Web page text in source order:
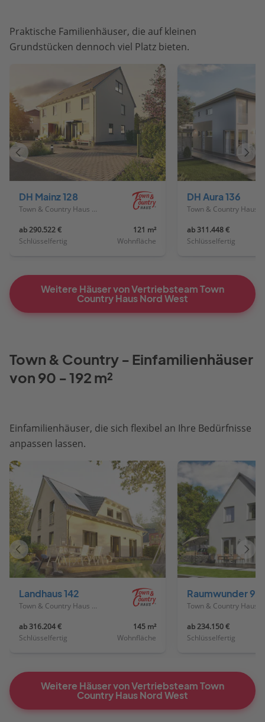
Praktische Familienhäuser, die auf kleinen
Grundstücken dennoch viel Platz bieten.
DH Mainz 128
Town & Country Haus Deutschland
ab 290.522 €
Schlüsselfertig
121 m²
Wohnfläche
DH Aura 136
ab 311.448 €
Schlüsselfertig
Vorheriges
Haus
Weitere Häuser von Vertriebsteam Town
Country Haus Nord West
Town & Country - Einfamilienhäuser
von 90 - 192 m²
Einfamilienhäuser, die sich flexibel an Ihre Bedürfnisse
anpassen lassen.
Landhaus 142
Town & Country Haus Deutschland
ab 316.204 €
Schlüsselfertig
145 m²
Wohnfläche
Raumwunder 90
ab 234.150 €
Schlüsselfertig
Vorheriges
Haus
Haus
Weitere Häuser von Vertriebsteam Town
Country Haus Nord West